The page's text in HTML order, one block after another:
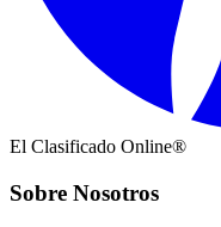
El Clasificado Online®
Sobre Nosotros